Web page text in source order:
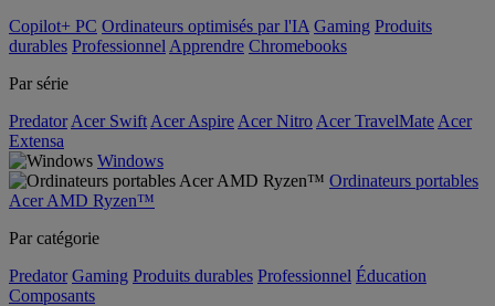
Copilot+ PC Ordinateurs optimisés par l'IA Gaming Produits
durables Professionnel Apprendre Chromebooks
Par série
Predator Acer Swift Acer Aspire Acer Nitro Acer TravelMate Acer
Extensa
Windows
Ordinateurs portables
Acer AMD Ryzen™
Par catégorie
Predator Gaming Produits durables Professionnel Éducation
Composants